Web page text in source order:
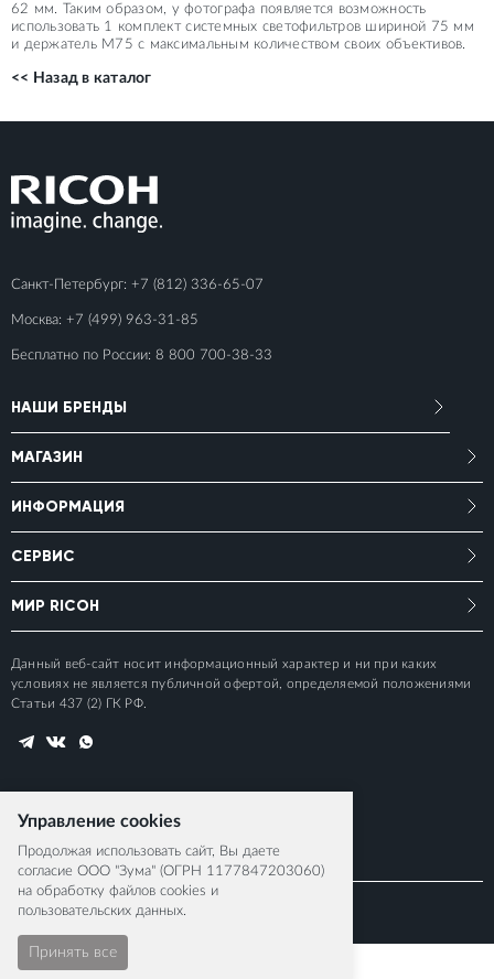
62 мм. Таким образом, у фотографа появляется возможность
использовать 1 комплект системных светофильтров шириной 75 мм
и держатель М75 с максимальным количеством своих объективов.
<< Назад в каталог
Санкт-Петербург: +7 (812) 336-65-07
Москва: +7 (499) 963-31-85
Бесплатно по России: 8 800 700-38-33
НАШИ БРЕНДЫ
МАГАЗИН
ИНФОРМАЦИЯ
СЕРВИС
МИР RICOH
Данный веб-сайт носит информационный характер и ни при каких
условиях не является публичной офертой, определяемой положениями
Статьи 437 (2) ГК РФ.
© 2015-2026 RICOH IMAGING EUROPE S.A.S
Управление cookies
Продолжая использовать сайт, Вы даете
согласие ООО "Зума" (ОГРН 1177847203060)
на обработку файлов cookies и
пользовательских данных.
Принять все